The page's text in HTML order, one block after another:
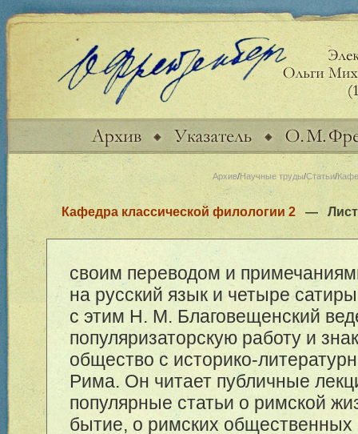
Архив/Научные труды/Статьи/
Кафедра классической филологии 2—
своим переводом и
на русский язык и четыре
с этим Н. М. Благовещенский
популяризаторскую работу и
общество с историко-
Рима. Он читает публичные
популярные статьи о римской
бытие, о римских общественных